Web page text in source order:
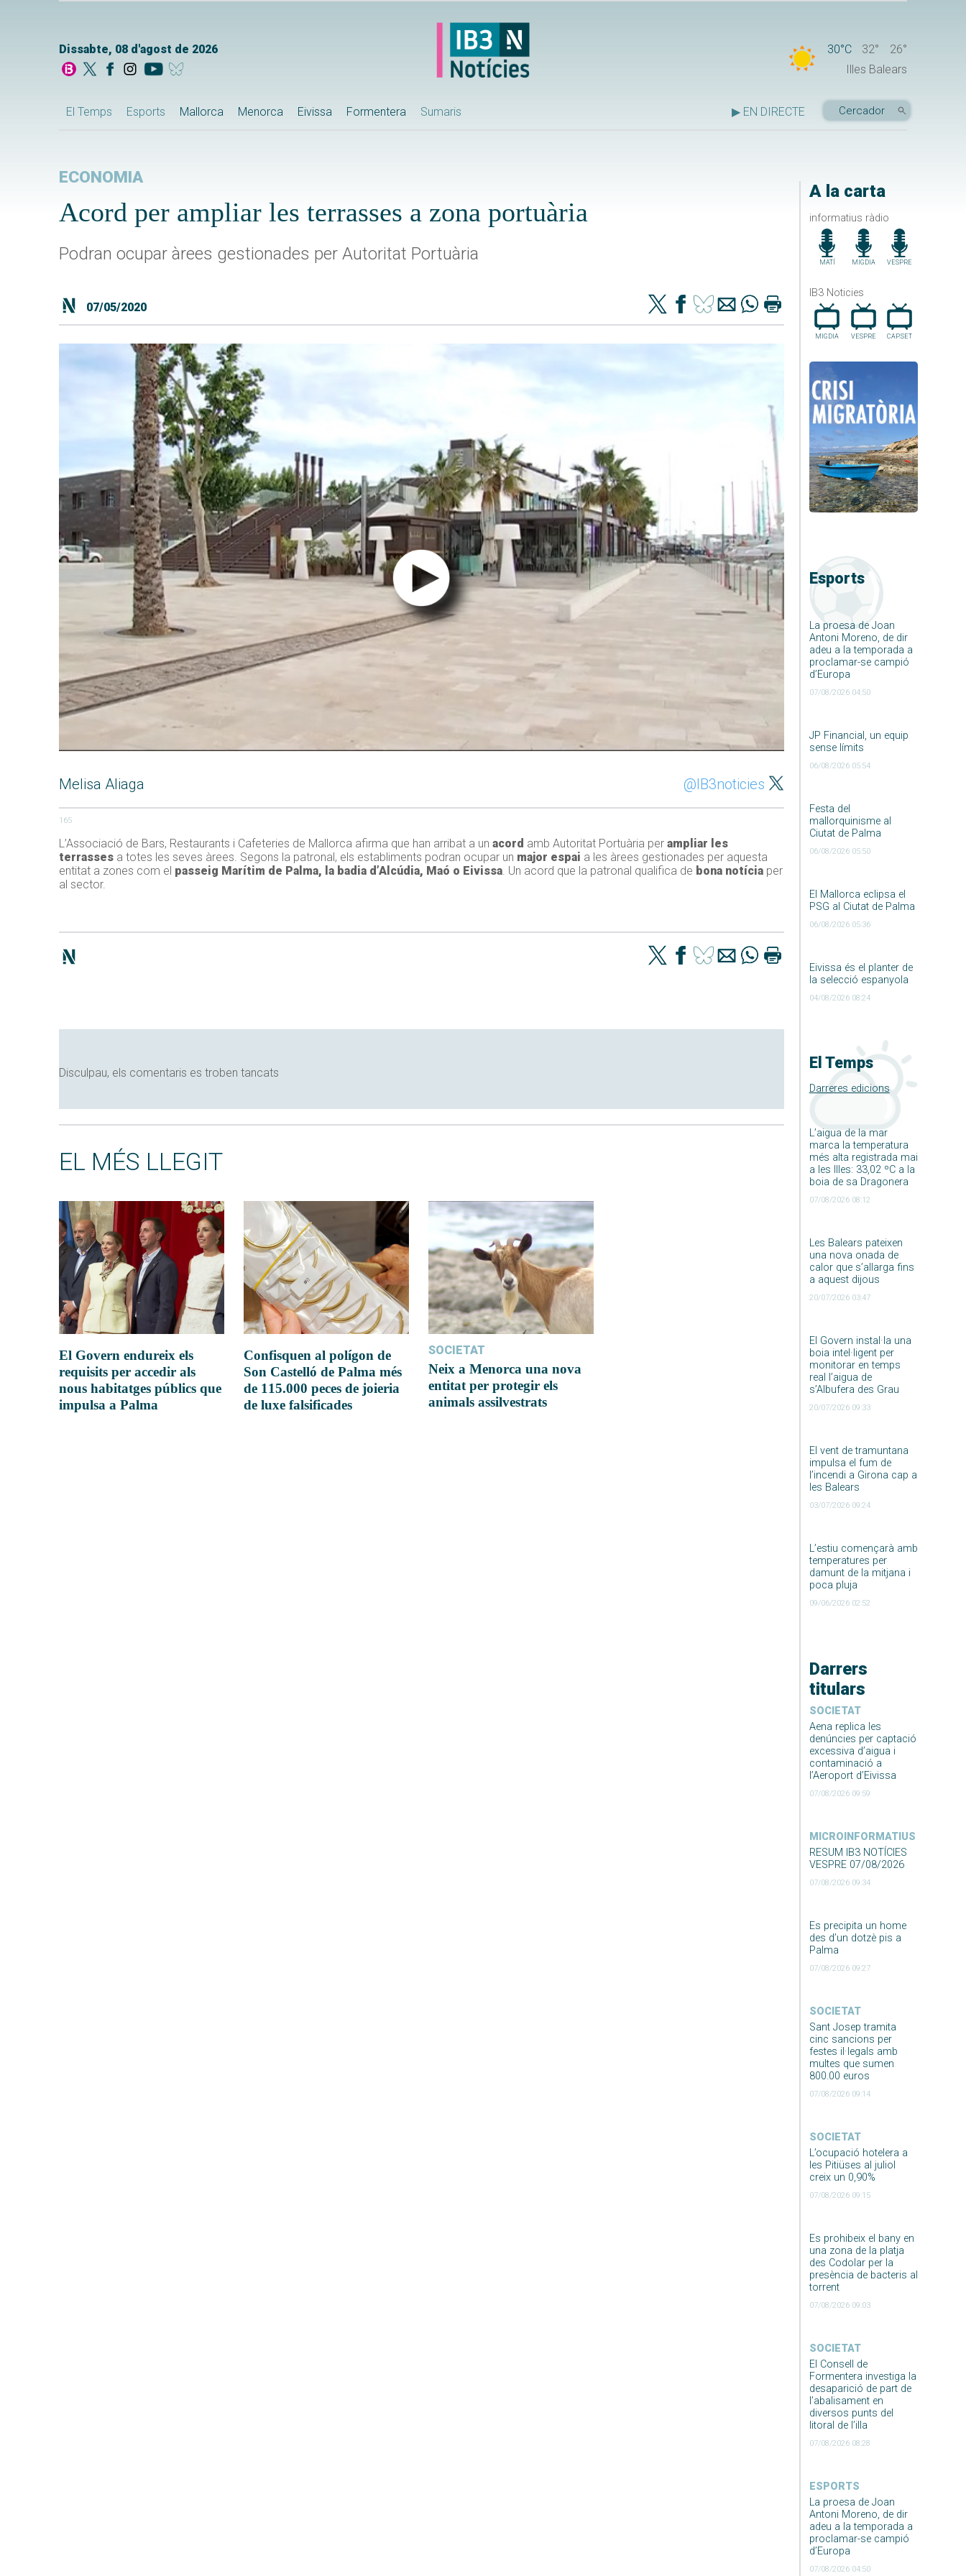
Dissabte, 08 d'agost de 2026 30°C 32°
26°
Illes Balears
El Temps Esports Mallorca Menorca Eivissa Formentera Sumaris ▶ EN DIRECTE
A la carta
informatius ràdio
MATÍ MIGDIA VESPRE
IB3 Noticies
MIGDIA VESPRE CAP.SET
Esports
La proesa de Joan
Antoni Moreno, de dir
adeu a la temporada a
proclamar-se campió
d’Europa
07/08/2026 04:50
JP Financial, un equip
sense límits
06/08/2026 05:54
Festa del
mallorquinisme al
Ciutat de Palma
06/08/2026 05:50
El Mallorca eclipsa el
PSG al Ciutat de Palma
06/08/2026 05:36
Eivissa és el planter de
la selecció espanyola
04/08/2026 08:24
El Temps
Darreres edicions
L’aigua de la mar
marca la temperatura
més alta registrada mai
a les Illes: 33,02 ºC a la
boia de sa Dragonera
07/08/2026 08:12
Les Balears pateixen
una nova onada de
calor que s’allarga fins
a aquest dijous
20/07/2026 03:47
El Govern instal·la una
boia intel·ligent per
monitorar en temps
real l’aigua de
s’Albufera des Grau
20/07/2026 09:33
El vent de tramuntana
impulsa el fum de
l’incendi a Girona cap a
les Balears
03/07/2026 09:24
L’estiu començarà amb
temperatures per
damunt de la mitjana i
poca pluja
09/06/2026 02:52
Darrers
titulars
SOCIETAT
Aena replica les
denúncies per captació
excessiva d’aigua i
contaminació a
l’Aeroport d’Eivissa
07/08/2026 09:59
MICROINFORMATIUS
RESUM IB3 NOTÍCIES
VESPRE 07/08/2026
07/08/2026 09:34
Es precipita un home
des d’un dotzè pis a
Palma
07/08/2026 09:27
SOCIETAT
Sant Josep tramita
cinc sancions per
festes il·legals amb
multes que sumen
800.00 euros
07/08/2026 09:14
SOCIETAT
L’ocupació hotelera a
les Pitiüses al juliol
creix un 0,90%
07/08/2026 09:15
Es prohibeix el bany en
una zona de la platja
des Codolar per la
presència de bacteris al
torrent
07/08/2026 09:03
SOCIETAT
El Consell de
Formentera investiga la
desaparició de part de
l’abalisament en
diversos punts del
litoral de l’illa
07/08/2026 08:28
ESPORTS
La proesa de Joan
Antoni Moreno, de dir
adeu a la temporada a
proclamar-se campió
d’Europa
07/08/2026 04:50
ECONOMIA
Acord per ampliar les terrasses a zona portuària
Podran ocupar àrees gestionades per Autoritat Portuària
07/05/2020
Melisa Aliaga @IB3noticies
165
L’Associació de Bars, Restaurants i Cafeteries de Mallorca afirma que han arribat a un acord amb Autoritat Portuària per ampliar les
terrasses a totes les seves àrees. Segons la patronal, els establiments podran ocupar un major espai a les àrees gestionades per aquesta
entitat a zones com el passeig Marítim de Palma, la badia d’Alcúdia, Maó o Eivissa. Un acord que la patronal qualifica de bona notícia per
al sector.
Disculpau, els comentaris es troben tancats
EL MÉS LLEGIT
El Govern endureix els
requisits per accedir als
nous habitatges públics que
impulsa a Palma
Confisquen al polígon de
Son Castelló de Palma més
de 115.000 peces de joieria
de luxe falsificades
SOCIETAT
Neix a Menorca una nova
entitat per protegir els
animals assilvestrats